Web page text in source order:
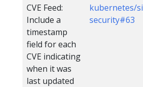
CVE Feed:
Include a
timestamp
field for each
CVE indicating
when it was
last updated
kubernetes/
security#63